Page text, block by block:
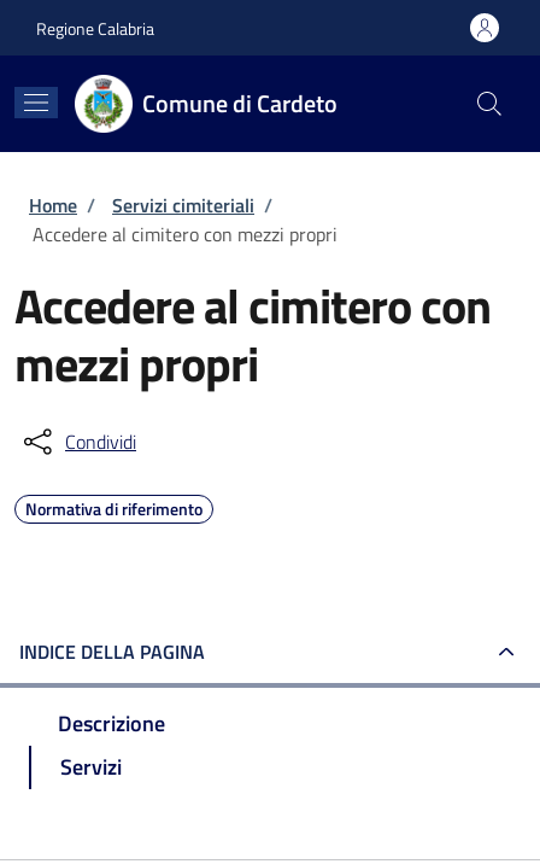
Regione Calabria
Comune di Cardeto
Briciole di pane
Home / Servizi cimiteriali /
Accedere al cimitero con mezzi propri
Accedere al cimitero con
mezzi propri
Condividi
Normativa di riferimento
INDICE DELLA PAGINA
Descrizione
Servizi